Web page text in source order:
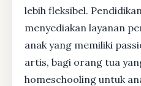
lebih fleksibel.
menyediakan layanan
anak yang memiliki
artis, bagi orang tua
homeschooling untuk